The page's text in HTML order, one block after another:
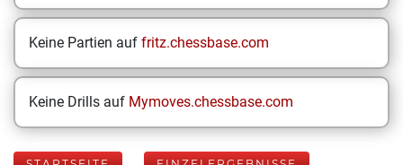
Keine Partien auf fritz.chessbase.com
Keine Drills auf Mymoves.chessbase.com